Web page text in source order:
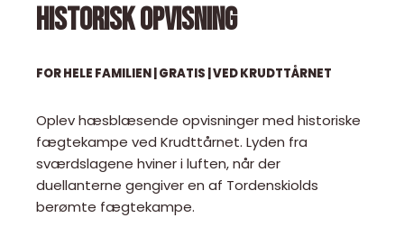
HISTORISK OPVISNING
FOR HELE FAMILIEN| GRATIS | VED KRUDTTÅRNET
Oplev hæsblæsende opvisninger med historiske
fægtekampe ved Krudttårnet. Lyden fra
sværdslagene hviner i luften, når der
duellanterne gengiver en af Tordenskiolds
berømte fægtekampe.